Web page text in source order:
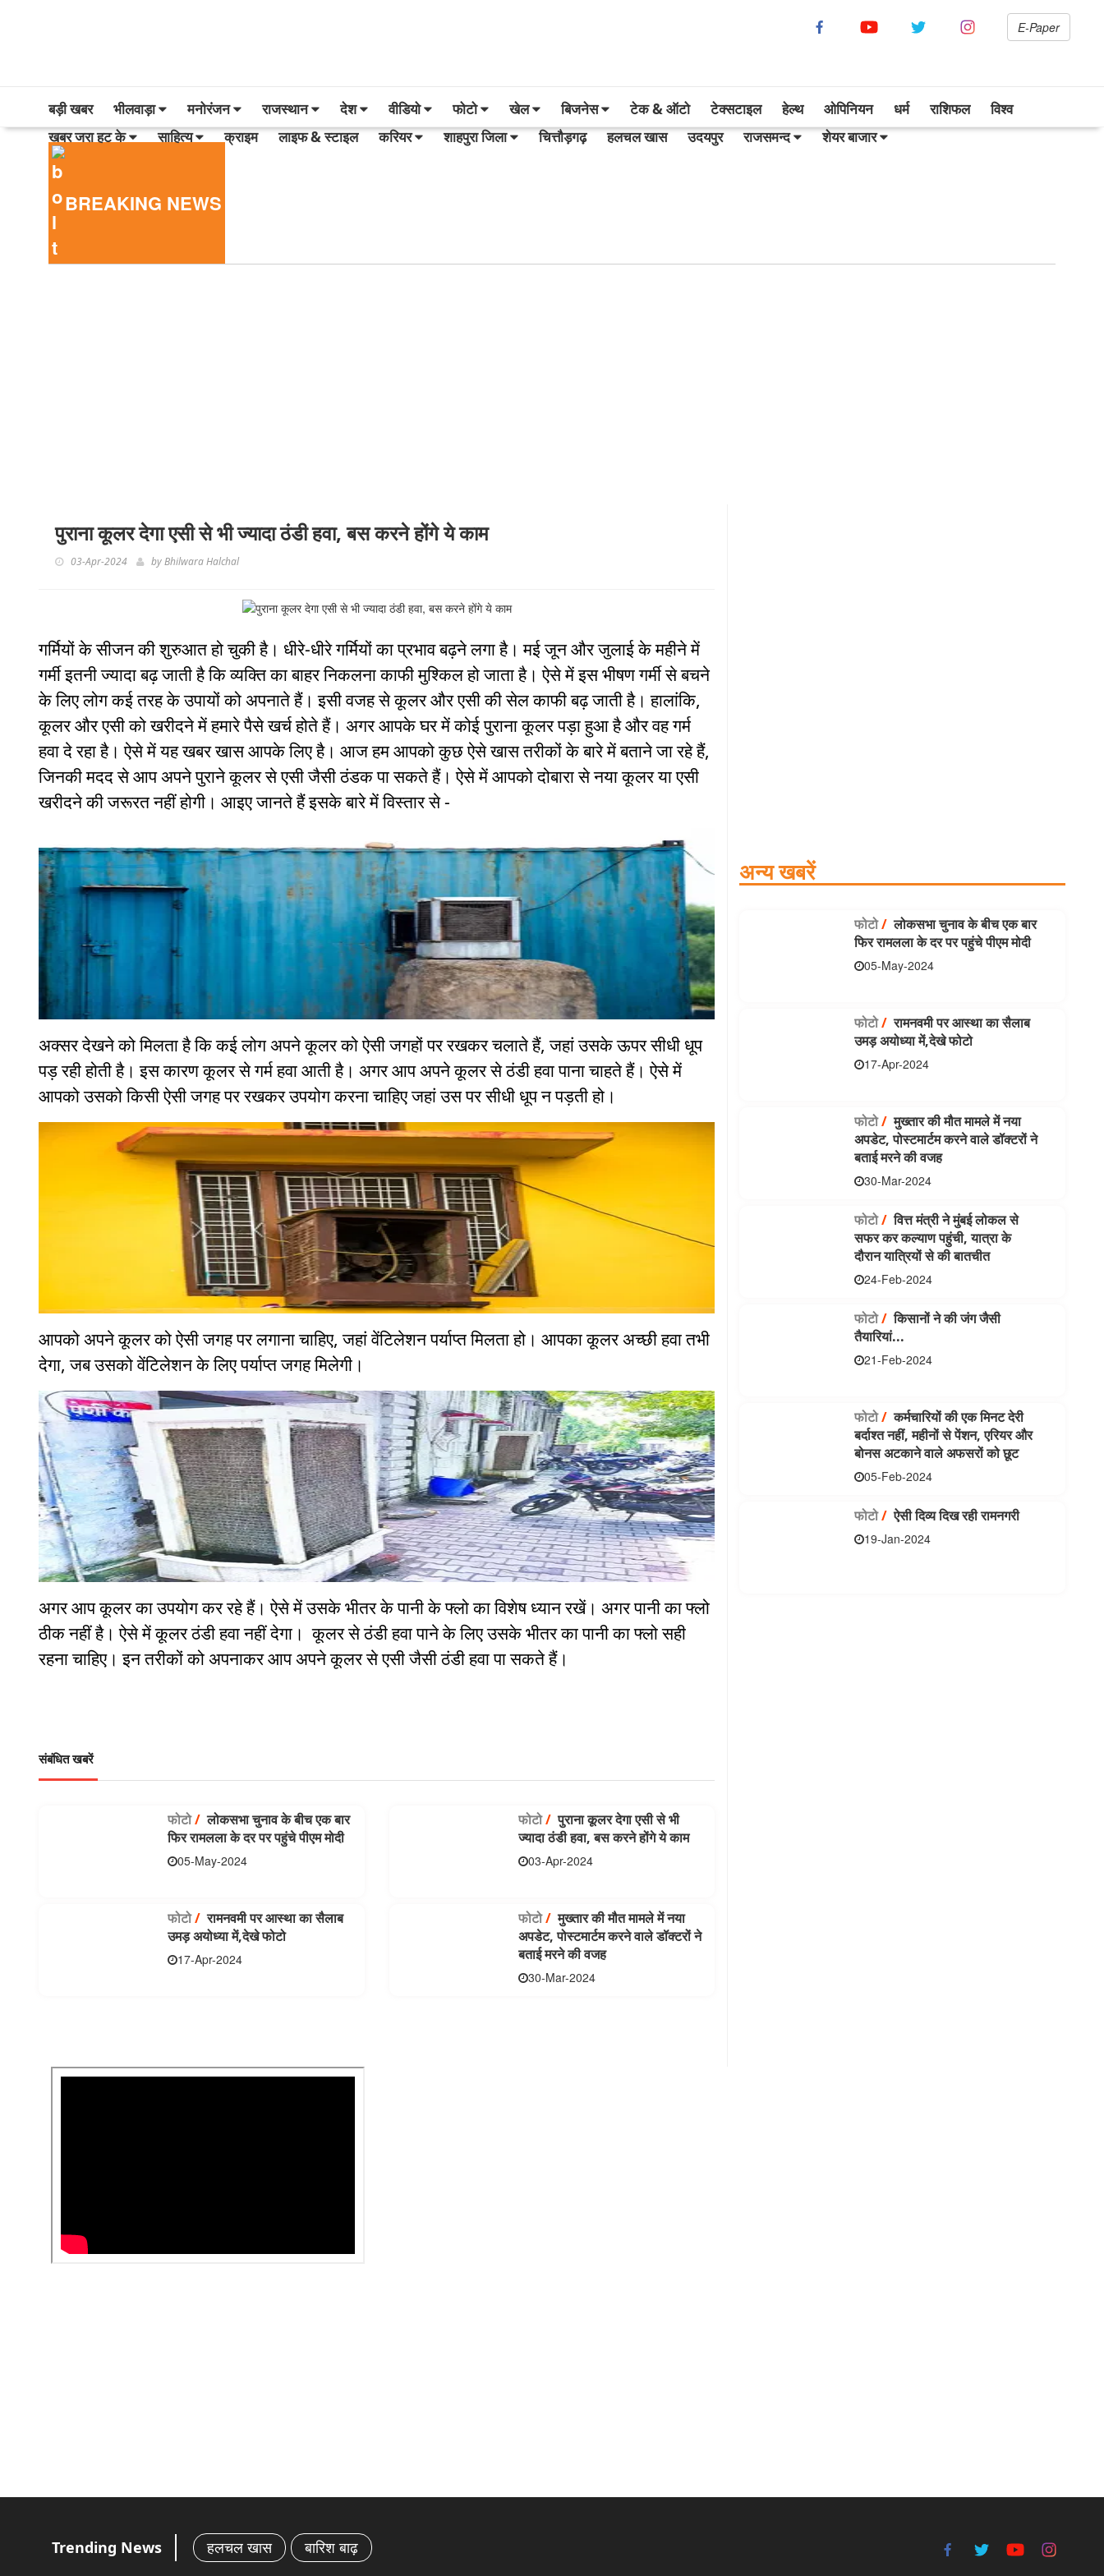
E-Paper
बड़ी खबर भीलवाड़ा मनोरंजन राजस्थान देश वीडियो फोटो खेल बिजनेस टेक & ऑटो टेक्सटाइल हेल्थ ओपिनियन धर्म राशिफल
विश्व
खबर जरा हट के
साहित्य क्राइम लाइफ & स्टाइल करियर शाहपुरा जिला चित्तौड़गढ़ हलचल खास उदयपुर राजसमन्द शेयर बाजार
BREAKING NEWS
पुराना कूलर देगा एसी से भी ज्यादा ठंडी हवा, बस करने होंगे ये काम
03-Apr-2024 byBhilwara Halchal
गर्मियों के सीजन की शुरुआत हो चुकी है। धीरे-धीरे गर्मियों का प्रभाव बढ़ने लगा है। मई जून और जुलाई के महीने में
गर्मी इतनी ज्यादा बढ़ जाती है कि व्यक्ति का बाहर निकलना काफी मुश्किल हो जाता है। ऐसे में इस भीषण गर्मी से बचने
के लिए लोग कई तरह के उपायों को अपनाते हैं। इसी वजह से कूलर और एसी की सेल काफी बढ़ जाती है। हालांकि,
कूलर और एसी को खरीदने में हमारे पैसे खर्च होते हैं। अगर आपके घर में कोई पुराना कूलर पड़ा हुआ है और वह गर्म
हवा दे रहा है। ऐसे में यह खबर खास आपके लिए है। आज हम आपको कुछ ऐसे खास तरीकों के बारे में बताने जा रहे हैं,
जिनकी मदद से आप अपने पुराने कूलर से एसी जैसी ठंडक पा सकते हैं। ऐसे में आपको दोबारा से नया कूलर या एसी
खरीदने की जरूरत नहीं होगी। आइए जानते हैं इसके बारे में विस्तार से -
अक्सर देखने को मिलता है कि कई लोग अपने कूलर को ऐसी जगहों पर रखकर चलाते हैं, जहां उसके ऊपर सीधी धूप
पड़ रही होती है। इस कारण कूलर से गर्म हवा आती है। अगर आप अपने कूलर से ठंडी हवा पाना चाहते हैं। ऐसे में
आपको उसको किसी ऐसी जगह पर रखकर उपयोग करना चाहिए जहां उस पर सीधी धूप न पड़ती हो।
आपको अपने कूलर को ऐसी जगह पर लगाना चाहिए, जहां वेंटिलेशन पर्याप्त मिलता हो। आपका कूलर अच्छी हवा तभी
देगा, जब उसको वेंटिलेशन के लिए पर्याप्त जगह मिलेगी।
अगर आप कूलर का उपयोग कर रहे हैं। ऐसे में उसके भीतर के पानी के फ्लो का विशेष ध्यान रखें। अगर पानी का फ्लो
ठीक नहीं है। ऐसे में कूलर ठंडी हवा नहीं देगा। कूलर से ठंडी हवा पाने के लिए उसके भीतर का पानी का फ्लो सही
रहना चाहिए। इन तरीकों को अपनाकर आप अपने कूलर से एसी जैसी ठंडी हवा पा सकते हैं।
संबंधित खबरें
फोटो/लोकसभा चुनाव के बीच एक बार
फिर रामलला के दर पर पहुंचे पीएम मोदी
05-May-2024
फोटो/रामनवमी पर आस्था का सैलाब
उमड़ अयोध्या में,देखे फोटो
17-Apr-2024
फोटो/पुराना कूलर देगा एसी से भी
ज्यादा ठंडी हवा, बस करने होंगे ये काम
03-Apr-2024
फोटो/मुख्तार की मौत मामले में नया
अपडेट, पोस्टमार्टम करने वाले डॉक्टरों ने
बताई मरने की वजह
30-Mar-2024
अन्य खबरें
फोटो/लोकसभा चुनाव के बीच एक बार
फिर रामलला के दर पर पहुंचे पीएम मोदी
05-May-2024
फोटो/रामनवमी पर आस्था का सैलाब
उमड़ अयोध्या में,देखे फोटो
17-Apr-2024
फोटो/मुख्तार की मौत मामले में नया
अपडेट, पोस्टमार्टम करने वाले डॉक्टरों ने
बताई मरने की वजह
30-Mar-2024
फोटो/वित्त मंत्री ने मुंबई लोकल से
सफर कर कल्याण पहुंची, यात्रा के
दौरान यात्रियों से की बातचीत
24-Feb-2024
फोटो/किसानों ने की जंग जैसी
तैयारियां...
21-Feb-2024
फोटो/कर्मचारियों की एक मिनट देरी
बर्दाश्त नहीं, महीनों से पेंशन, एरियर और
बोनस अटकाने वाले अफसरों को छूट
05-Feb-2024
फोटो/ऐसी दिव्य दिख रही रामनगरी
19-Jan-2024
Trending News हलचल खास बारिश बाढ़